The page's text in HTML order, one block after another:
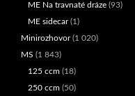
ME Na travnaté dráze (93)
ME sidecar(1)
Minirozhovor(1 020)
MS (1 843)
125 ccm (18)
250 ccm (50)